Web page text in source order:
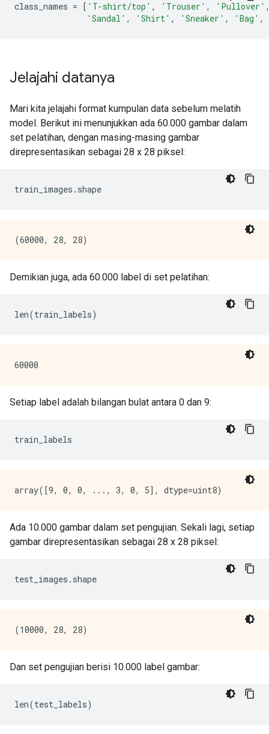
class_names = [ 'T-shirt/top' , 'Trouser' , 'Pullover'
'Sandal' , 'Shirt' , 'Sneaker' , 'Bag' ,
Jelajahi datanya
Mari kita jelajahi format kumpulan data sebelum melatih
model. Berikut ini menunjukkan ada 60.000 gambar dalam
set pelatihan, dengan masing-masing gambar
direpresentasikan sebagai 28 x 28 piksel:
train_images . shape
Demikian juga, ada 60.000 label di set pelatihan:
len(train_labels)
Setiap label adalah bilangan bulat antara 0 dan 9:
train_labels
Ada 10.000 gambar dalam set pengujian. Sekali lagi, setiap
gambar direpresentasikan sebagai 28 x 28 piksel:
test_images . shape
Dan set pengujian berisi 10.000 label gambar:
len(test_labels)